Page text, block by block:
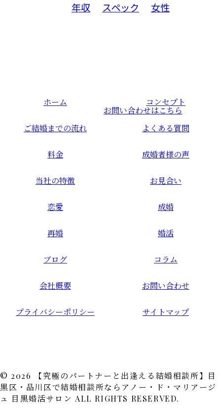
年収
スペック 女性
お問い合わせはこちら
ホーム コンセプト
ご結婚までの流れ よくある質問
料金 成婚者様の声
当社の特徴 お見合い
恋愛 成婚
再婚 婚活
ブログ コラム
会社概要 お問い合わせ
プライバシーポリシー サイトマップ
© 2026 【究極のパートナーと出逢える結婚相談所】目
黒区・品川区で結婚相談所ならアノー・ド・マリアージ
ュ 目黒婚活サロン ALL RIGHTS RESERVED.